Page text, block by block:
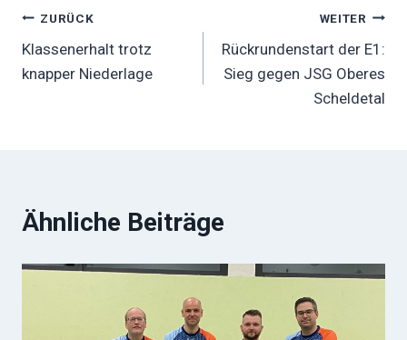
Beitragsnavigation
ZURÜCK
Klassenerhalt trotz
knapper Niederlage
WEITER
Rückrundenstart der E1:
Sieg gegen JSG Oberes
Scheldetal
Ähnliche Beiträge